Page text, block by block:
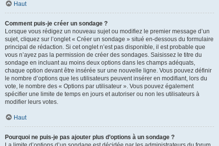
Haut
Comment puis-je créer un sondage ?
Lorsque vous rédigez un nouveau sujet ou modifiez le premier message d’un
sujet, cliquez sur l’onglet « Créer un sondage » situé en-dessous du formulaire
principal de rédaction. Si cet onglet n’est pas disponible, il est probable que
vous n’ayez pas la permission de créer des sondages. Saisissez le titre du
sondage en incluant au moins deux options dans les champs adéquats,
chaque option devant être insérée sur une nouvelle ligne. Vous pouvez définir
le nombre d’options que les utilisateurs peuvent insérer en modifiant, lors du
vote, le nombre des « Options par utilisateur ». Vous pouvez également
spécifier une limite de temps en jours et autoriser ou non les utilisateurs à
modifier leurs votes.
Haut
Pourquoi ne puis-je pas ajouter plus d’options à un sondage ?